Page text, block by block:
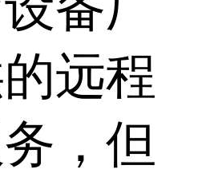
远程
，但